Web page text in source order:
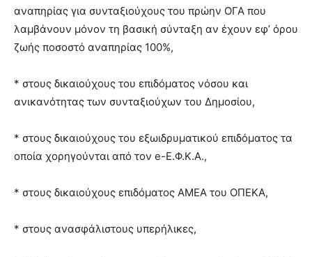
αναπηρίας για συνταξιούχους του πρώην ΟΓΑ που
λαμβάνουν μόνον τη βασική σύνταξη αν έχουν εφ’ όρου
ζωής ποσοστό αναπηρίας 100%,
* στους δικαιούχους του επιδόματος νόσου και
ανικανότητας των συνταξιούχων του Δημοσίου,
* στους δικαιούχους του εξωιδρυματικού επιδόματος τα
οποία χορηγούνται από τον e-Ε.Φ.Κ.Α.,
* στους δικαιούχους επιδόματος ΑΜΕΑ του ΟΠΕΚΑ,
* στους ανασφάλιστους υπερήλικες,